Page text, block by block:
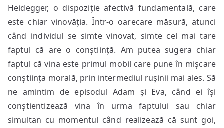
Heidegger, o dispoziție afectivă fundamentală, care
este chiar vinovăția. Într-o oarecare măsură, atunci
când individul se simte vinovat, simte cel mai tare
faptul că are o conștiință. Am putea sugera chiar
faptul că vina este primul mobil care pune în mișcare
conștiința morală, prin intermediul rușinii mai ales. Să
ne amintim de episodul Adam și Eva, când ei își
conștientizează vina în urma faptului sau chiar
simultan cu momentul când realizează că sunt goi,